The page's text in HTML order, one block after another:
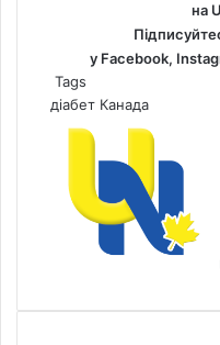
на
у Facebook,
Tags
діабет Канада